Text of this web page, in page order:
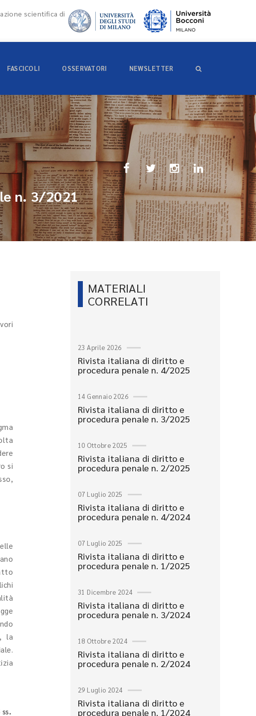
scientifica di
FASCICOLI OSSERVATORI NEWSLETTER
n. 3/2021
si
la
MATERIALI
CORRELATI
23 Aprile 2026
Rivista italiana di diritto e
procedura penale n. 4/2025
14 Gennaio 2026
Rivista italiana di diritto e
procedura penale n. 3/2025
10 Ottobre 2025
Rivista italiana di diritto e
procedura penale n. 2/2025
07 Luglio 2025
Rivista italiana di diritto e
procedura penale n. 4/2024
07 Luglio 2025
Rivista italiana di diritto e
procedura penale n. 1/2025
31 Dicembre 2024
Rivista italiana di diritto e
procedura penale n. 3/2024
18 Ottobre 2024
Rivista italiana di diritto e
procedura penale n. 2/2024
29 Luglio 2024
Rivista italiana di diritto e
procedura penale n. 1/2024